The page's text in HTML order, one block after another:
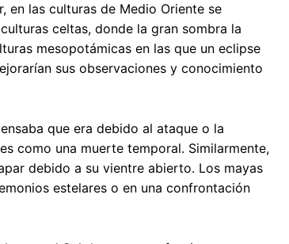
en las culturas de Medio Oriente se
celtas, donde la gran sombra la
mesopotámicas en las que un eclipse
sus observaciones y conocimiento
que era debido al ataque o la
como una muerte temporal. Similarmente,
debido a su vientre abierto. Los mayas
estelares o en una confrontación